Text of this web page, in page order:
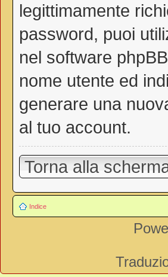
legittimamente
password, puoi
nel software
nome utente ed
generare una
al tuo account.
Torna alla
Indice